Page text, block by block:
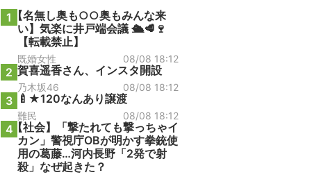
1 【名無し奥も○○奥もみんな来
い】気楽に井戸端会議 🛳️🥩🍷
【転載禁止】
既婚女性 08/08 18:12
2 賀喜遥香さん、インスタ開設
乃木坂46 08/08 18:12
3 🍼★120なんあり譲渡
難民 08/08 18:12
4【社会】「撃たれても撃っちゃイ
カン」警視庁OBが明かす拳銃使
用の葛藤…河内長野「2発で射
殺」なぜ起きた？